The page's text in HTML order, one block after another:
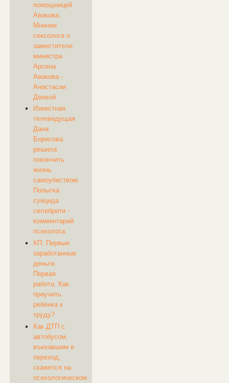
помощницей
Авакова.
Мнение
сексолога о
заместителе
министра
Арсена
Авакова -
Анастасии
Деевой
Известная
телеведущая
Дана
Борисова
решила
покончить
жизнь
самоубиством.
Попытка
суицида
селебрити -
комментарий
психолога.
КП: Первые
заработанные
деньги.
Первая
работа. Как
приучить
ребенка к
труду?
Как ДТП с
автобусом,
въехавшим в
переход,
скажется на
психологическом